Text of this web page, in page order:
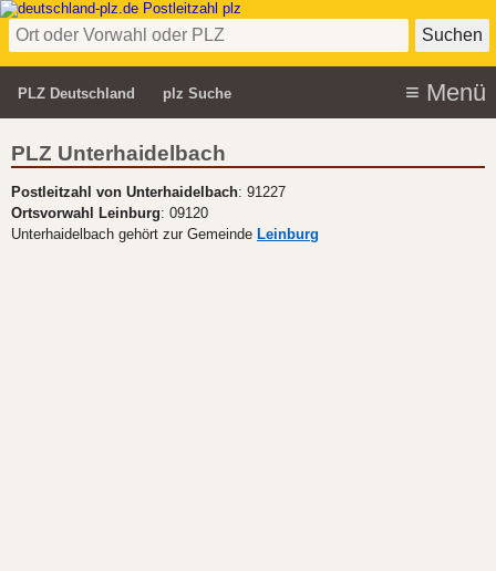
PLZ Deutschland plz Suche
PLZ Unterhaidelbach
Postleitzahl von Unterhaidelbach: 91227
Ortsvorwahl Leinburg: 09120
Unterhaidelbach gehört zur Gemeinde Leinburg